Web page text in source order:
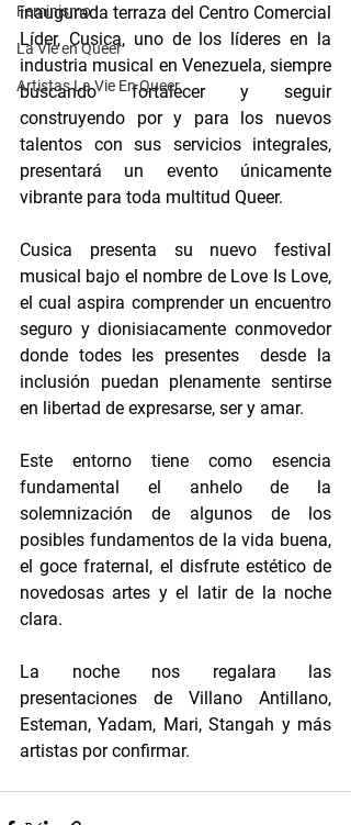
Feminismo
La Vie en Queer
Artistas La Vie En Queer
inaugurada terraza del Centro Comercial
Líder, Cusica, uno de los líderes en la
industria musical en Venezuela, siempre
buscando fortalecer y seguir
construyendo por y para los nuevos
talentos con sus servicios integrales,
presentará un evento únicamente
vibrante para toda multitud Queer.
Cusica presenta su nuevo festival
musical bajo el nombre de Love Is Love,
el cual aspira comprender un encuentro
seguro y dionisiacamente conmovedor
donde todes les presentes  desde la
inclusión puedan plenamente sentirse
en libertad de expresarse, ser y amar.
Este entorno tiene como esencia
fundamental el anhelo de la
solemnización de algunos de los
posibles fundamentos de la vida buena,
el goce fraternal, el disfrute estético de
novedosas artes y el latir de la noche
clara.
La noche nos regalara las
presentaciones de Villano Antillano,
Esteman, Yadam, Mari, Stangah y más
artistas por confirmar.